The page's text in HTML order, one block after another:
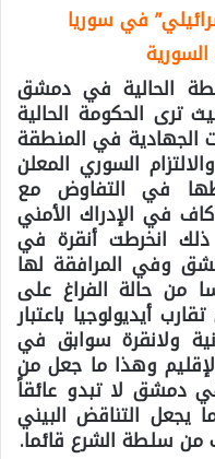
في سوريا
الحالية في دمشق
ترى الحكومة الحالية
الجهادية في المنطقة
السوري المعلن
في التفاوض مع
في الإدراك الأمني
ذلك انخرطت أنقرة في
وفي المرافقة لها
من حالة الفراغ على
أيديولوجيا باعتبار
ولانقرة سوابق في
وهذا ما جعل من
دمشق لا تبدو عائقاً
يجعل التناقض البيني
من سلطة الشرع قائما.